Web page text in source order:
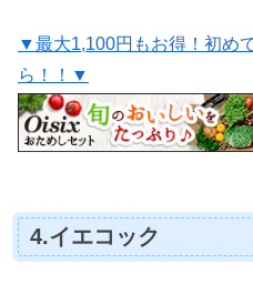
▼最大1,100円もお得！初め
ら！！▼
4.イエコック